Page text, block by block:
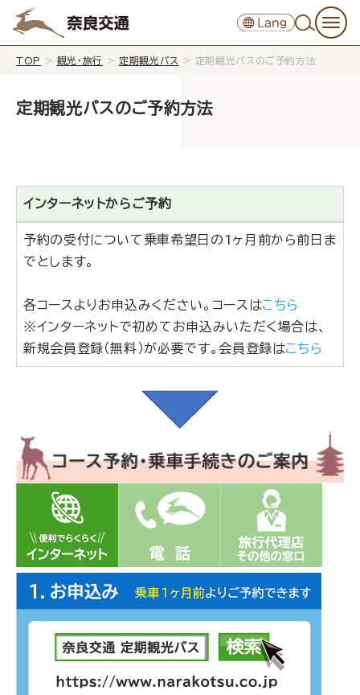
TOP > 観光・旅行 > 定期観光バス > 定期観光バスのご予約方法
定期観光バスのご予約方法
インターネットからご予約
予約の受付について乗車希望日の1ヶ月前から前日ま
でとします。
各コースよりお申込みください。コースはこちら
※インターネットで初めてお申込みいただく場合は、
新規会員登録（無料）が必要です。会員登録はこちら